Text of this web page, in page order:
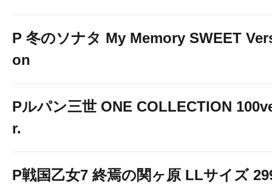
P 冬のソナタ My Memory SWEET
on
Pルパン三世 ONE COLLECTION
r.
P戦国乙女7 終焉の関ヶ原 LLサイズ